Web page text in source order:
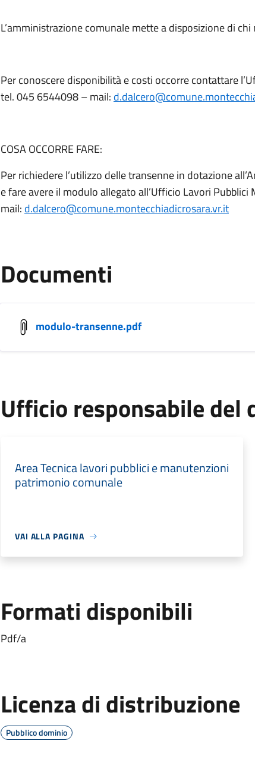
L’amministrazione comunale mette a disposizione di
Per conoscere disponibilità e costi occorre contattare
tel. 045 6544098 – mail:
COSA OCCORRE FARE:
Per richiedere l’utilizzo delle transenne in dotazione
e fare avere il modulo allegato all’Ufficio Lavori
mail: d.dalcero@comune.montecchiadicrosara.vr.it
Documenti
modulo-transenne.pdf
Ufficio responsabile del
Area Tecnica lavori pubblici e manutenzioni
patrimonio comunale
VAI ALLA PAGINA
Formati disponibili
Pdf/a
Licenza di distribuzione
Pubblico dominio